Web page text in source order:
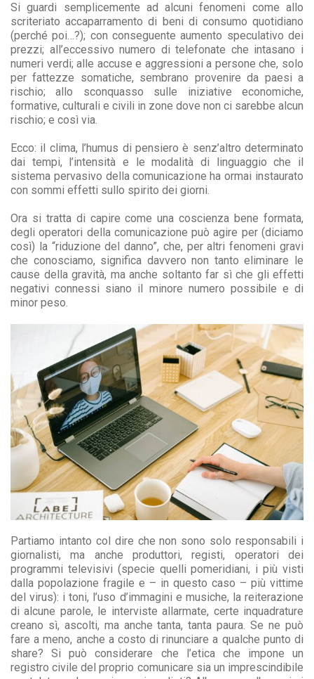
Si guardi semplicemente ad alcuni fenomeni come allo
scriteriato accaparramento di beni di consumo quotidiano
(perché poi…?); con conseguente aumento speculativo dei
prezzi; all’eccessivo numero di telefonate che intasano i
numeri verdi; alle accuse e aggressioni a persone che, solo
per fattezze somatiche, sembrano provenire da paesi a
rischio; allo sconquasso sulle iniziative economiche,
formative, culturali e civili in zone dove non ci sarebbe alcun
rischio; e così via.
Ecco: il clima, l’humus di pensiero è senz’altro determinato
dai tempi, l’intensità e le modalità di linguaggio che il
sistema pervasivo della comunicazione ha ormai instaurato
con sommi effetti sullo spirito dei giorni.
Ora si tratta di capire come una coscienza bene formata,
degli operatori della comunicazione può agire per (diciamo
così) la “riduzione del danno”, che, per altri fenomeni gravi
che conosciamo, significa davvero non tanto eliminare le
cause della gravità, ma anche soltanto far sì che gli effetti
negativi connessi siano il minore numero possibile e di
minor peso.
Partiamo intanto col dire che non sono solo responsabili i
giornalisti, ma anche produttori, registi, operatori dei
programmi televisivi (specie quelli pomeridiani, i più visti
dalla popolazione fragile e – in questo caso – più vittime
del virus): i toni, l’uso d’immagini e musiche, la reiterazione
di alcune parole, le interviste allarmate, certe inquadrature
creano sì, ascolti, ma anche tanta, tanta paura. Se ne può
fare a meno, anche a costo di rinunciare a qualche punto di
share? Si può considerare che l’etica che impone un
registro civile del proprio comunicare sia un imprescindibile